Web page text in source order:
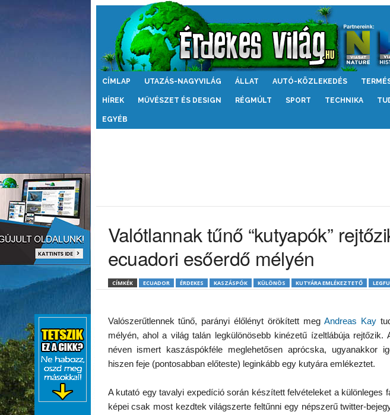
Érdekes
CÍMLAP UTAZÁS-NAGYVILÁG ÁLLAT AUTÓ-KÖZLEKEDÉS
HÍREK MŰVÉSZET ÉS DESIGN RÉGMÚLT SPORT TECHNIKA
EGYÉB
Valótlannak tűnő “kutyapók”
ecuadori esőerdő mélyén
CÍMKÉK ECUADOR ÉRDEKES KASZÁSPÓK KÜLÖNÖS KUTYÁRA EMLÉKEZTETŐ
Valószerűtlennek tűnő, parányi élőlényt örökített meg Andreas Kay
mélyén, ahol a világ talán legkülönösebb kinézetű ízeltlábúja rejtőzik.
néven ismert kaszáspókféle meglehetősen aprócska, ugyanakkor
hiszen feje (pontosabban előteste) leginkább egy kutyára emlékeztet.
A kutató egy tavalyi expedíció során készített felvételeket a különleges
képei csak most kezdtek világszerte feltűnni egy népszerű twitter-